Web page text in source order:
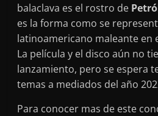
balaclava es el rostro de
es la forma como se
latinoamericano maleante en
La película y el disco aún no
lanzamiento, pero se espera
temas a mediados del año
Para conocer mas de este